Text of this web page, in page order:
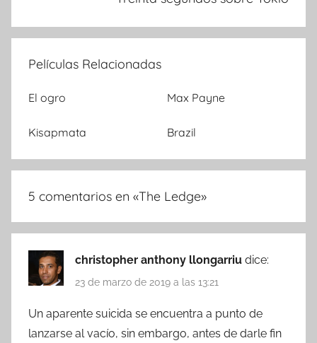
Películas Relacionadas
El ogro Max Payne
Kisapmata Brazil
5 comentarios en «The Ledge»
christopher anthony llongarriu dice:
23 de marzo de 2019 a las 13:21
Un aparente suicida se encuentra a punto de
lanzarse al vacío, sin embargo, antes de darle fin